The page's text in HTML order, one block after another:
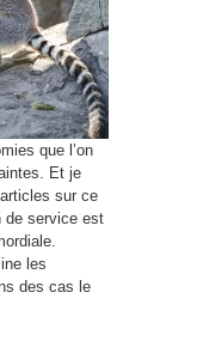
que l’on
Et je
sur ce
de service est
les
des cas le